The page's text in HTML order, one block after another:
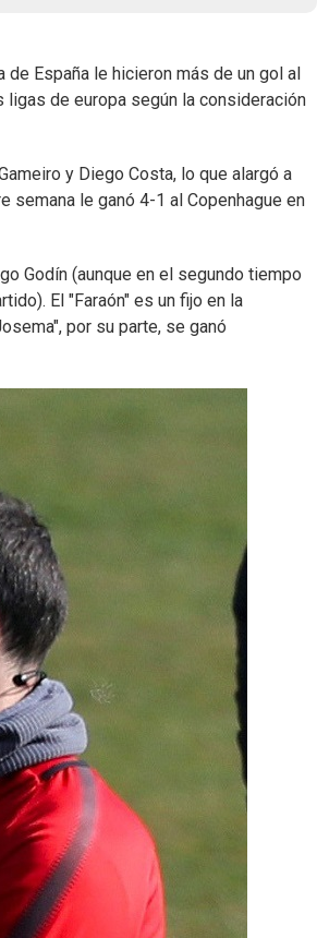
España le hicieron más de un gol al
de europa según la consideración
y Diego Costa, lo que alargó a
semana le ganó 4-1 al Copenhague en
Godín (aunque en el segundo tiempo
El "Faraón" es un fijo en la
por su parte, se ganó